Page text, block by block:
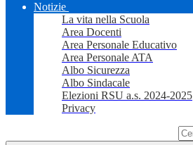
Notizie
La vita nella Scuola
Area Docenti
Area Personale Educativo
Area Personale ATA
Albo Sicurezza
Albo Sindacale
Elezioni RSU a.s. 2024-2025
Privacy